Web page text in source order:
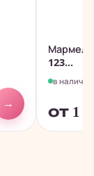
→
123...
в наличии
от 1